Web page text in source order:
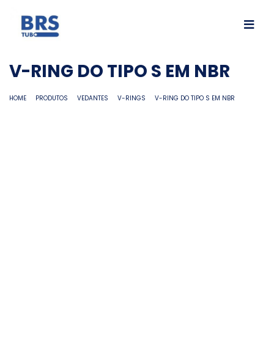
V-RING DO TIPO S EM NBR
HOME PRODUTOS VEDANTES V-RINGS V-RING DO TIPO S EM NBR